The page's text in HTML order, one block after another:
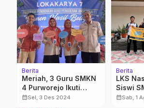
Berita
Meriah, 3 Guru SMKN
4 Purworejo Ikuti
Festival Panen Belajar
calendar_monthSel, 3 Des 2024
Berita
‎LKS
Siswi
Bikin
calendar_monthSab, 1